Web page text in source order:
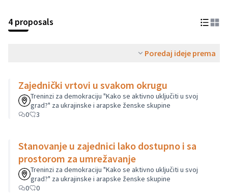
4 proposals
Poredaj ideje prema
Zajednički vrtovi u svakom okrugu
Treninzi za demokraciju "Kako se aktivno uključiti u svoj
grad?" za ukrajinske i arapske ženske skupine
0
3
Stanovanje u zajednici lako dostupno i sa
prostorom za umrežavanje
Treninzi za demokraciju "Kako se aktivno uključiti u svoj
grad?" za ukrajinske i arapske ženske skupine
0
0